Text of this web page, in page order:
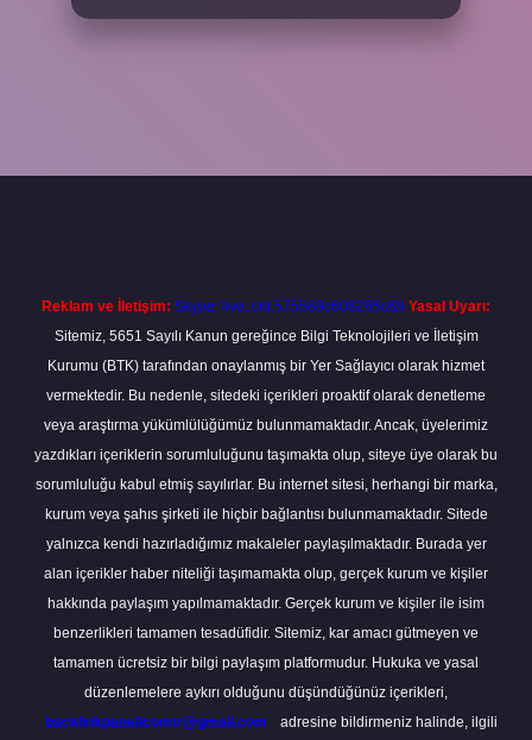
Reklam ve İletişim: Skype: live:.cid.575569c608265c69 Yasal Uyarı:
Sitemiz, 5651 Sayılı Kanun gereğince Bilgi Teknolojileri ve İletişim
Kurumu (BTK) tarafından onaylanmış bir Yer Sağlayıcı olarak hizmet
vermektedir. Bu nedenle, sitedeki içerikleri proaktif olarak denetleme
veya araştırma yükümlülüğümüz bulunmamaktadır. Ancak, üyelerimiz
yazdıkları içeriklerin sorumluluğunu taşımakta olup, siteye üye olarak bu
sorumluluğu kabul etmiş sayılırlar. Bu internet sitesi, herhangi bir marka,
kurum veya şahıs şirketi ile hiçbir bağlantısı bulunmamaktadır. Sitede
yalnızca kendi hazırladığımız makaleler paylaşılmaktadır. Burada yer
alan içerikler haber niteliği taşımamakta olup, gerçek kurum ve kişiler
hakkında paylaşım yapılmamaktadır. Gerçek kurum ve kişiler ile isim
benzerlikleri tamamen tesadüfidir. Sitemiz, kar amacı gütmeyen ve
tamamen ücretsiz bir bilgi paylaşım platformudur. Hukuka ve yasal
düzenlemelere aykırı olduğunu düşündüğünüz içerikleri,
backlinkpanelicomtr@gmail.com
adresine bildirmeniz halinde, ilgili